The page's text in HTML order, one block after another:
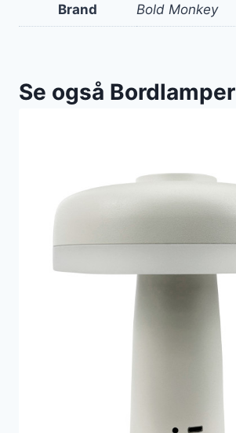
Brand Bold Monkey
Se også Bordlamper